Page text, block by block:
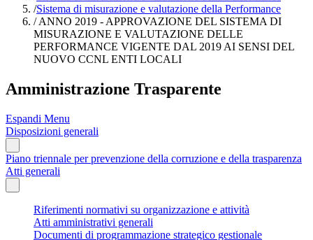
/Sistema di misurazione e valutazione della Performance
/ANNO 2019 - APPROVAZIONE DEL SISTEMA DI
MISURAZIONE E VALUTAZIONE DELLE
PERFORMANCE VIGENTE DAL 2019 AI SENSI DEL
NUOVO CCNL ENTI LOCALI
Amministrazione Trasparente
Espandi Menu
Disposizioni generali
Piano triennale per prevenzione della corruzione e della trasparenza
Atti generali
Riferimenti normativi su organizzazione e attività
Atti amministrativi generali
Documenti di programmazione strategico gestionale